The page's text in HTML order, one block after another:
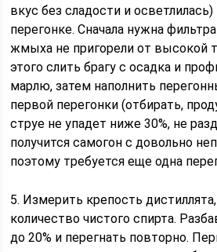
вкус без сладости и
перегонке. Сначала нужна
жмыха не пригорели от высокой
этого слить брагу с осадка и
марлю, затем наполнить
первой перегонки (отбирать,
струе не упадет ниже 30%, не
получится самогон с довольно
поэтому требуется еще одна
5. Измерить крепость
количество чистого спирта.
до 20% и перегнать повторно.